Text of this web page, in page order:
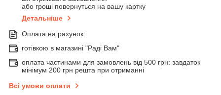
або гроші повернуться на вашу картку
Детальніше
Оплата на рахунок
готівкою в магазині "Раді Вам"
оплата частинами для замовлень від 500 грн: завдаток
мінімум 200 грн решта при отриманні
Всі умови оплати